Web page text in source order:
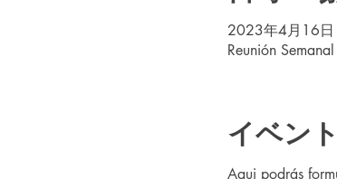
2023年4月16
Reunión
イベン
Aqui podrás